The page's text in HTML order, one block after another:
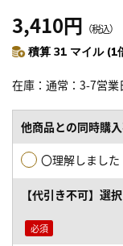
3,410円 （税込）
積算 31 マイル (1
在庫 通常：3-7営業
他商品との同時購
〇理解しました
【代引き不可】選